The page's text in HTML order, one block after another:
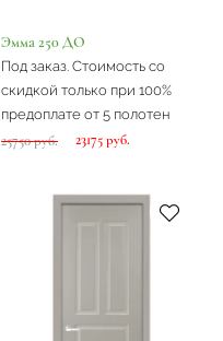
Эмма 250 ДО
Под заказ. Стоимость со
скидкой только при 100%
предоплате от 5 полотен
25750 руб. 23175 руб.